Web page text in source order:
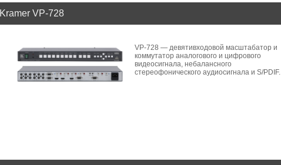
Kramer VP-728
VP-728 — девятивходовой масштабатор и
коммутатор аналогового и цифрового
видеосигнала, небалансного
стереофонического аудиосигнала и S/PDIF.